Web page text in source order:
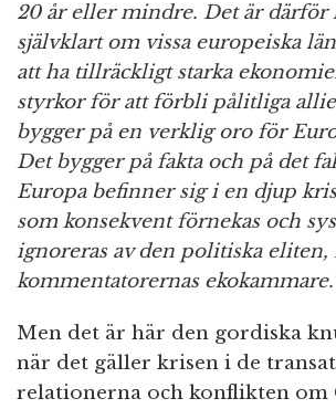
20 år eller mindre. Det är därför
självklart om vissa europeiska
att ha tillräckligt starka
styrkor för att förbli pålitliga
bygger på en verklig oro för
Det bygger på fakta och på det
Europa befinner sig i en djup
som konsekvent förnekas och
ignoreras av den politiska eliten,
kommentatorernas
Men det är här den gordiska
när det gäller krisen i de
relationerna och konflikten om